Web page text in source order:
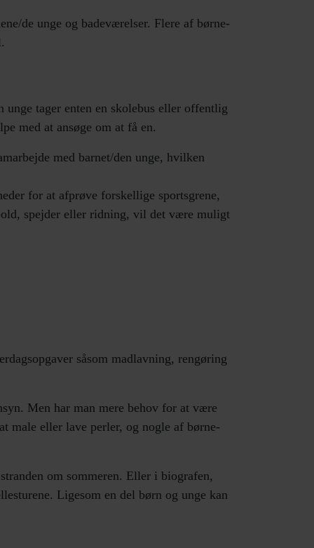
de unge og badeværelser. Flere af børne-
tager enten en skolebus eller offentlig
med at ansøge om at få en.
med barnet/den unge, hvilken
for at afprøve forskellige sportsgrene,
spejder eller ridning, vil det være muligt
såsom madlavning, rengøring
Men har man mere behov for at være
male eller lave perler, og nogle af børne-
om sommeren. Eller i biografen,
Ligesom en del børn og unge kan